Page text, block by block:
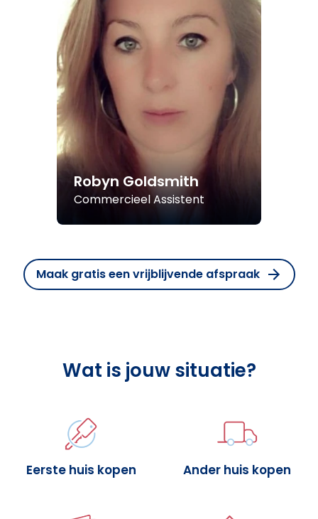
Robyn Goldsmith
Commercieel Assistent
Maak gratis een vrijblijvende afspraak
Wat is jouw situatie?
Eerste huis kopen Ander huis kopen